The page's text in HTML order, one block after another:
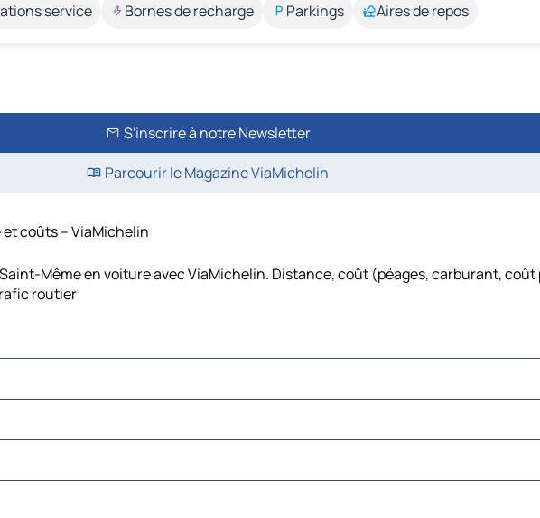
service Bornes de recharge Parkings Aires de repos
S'inscrire à notre Newsletter
Parcourir le Magazine ViaMichelin
coûts – ViaMichelin
Même en voiture avec ViaMichelin. Distance, coût (péages, carburant,
routier
Lieu